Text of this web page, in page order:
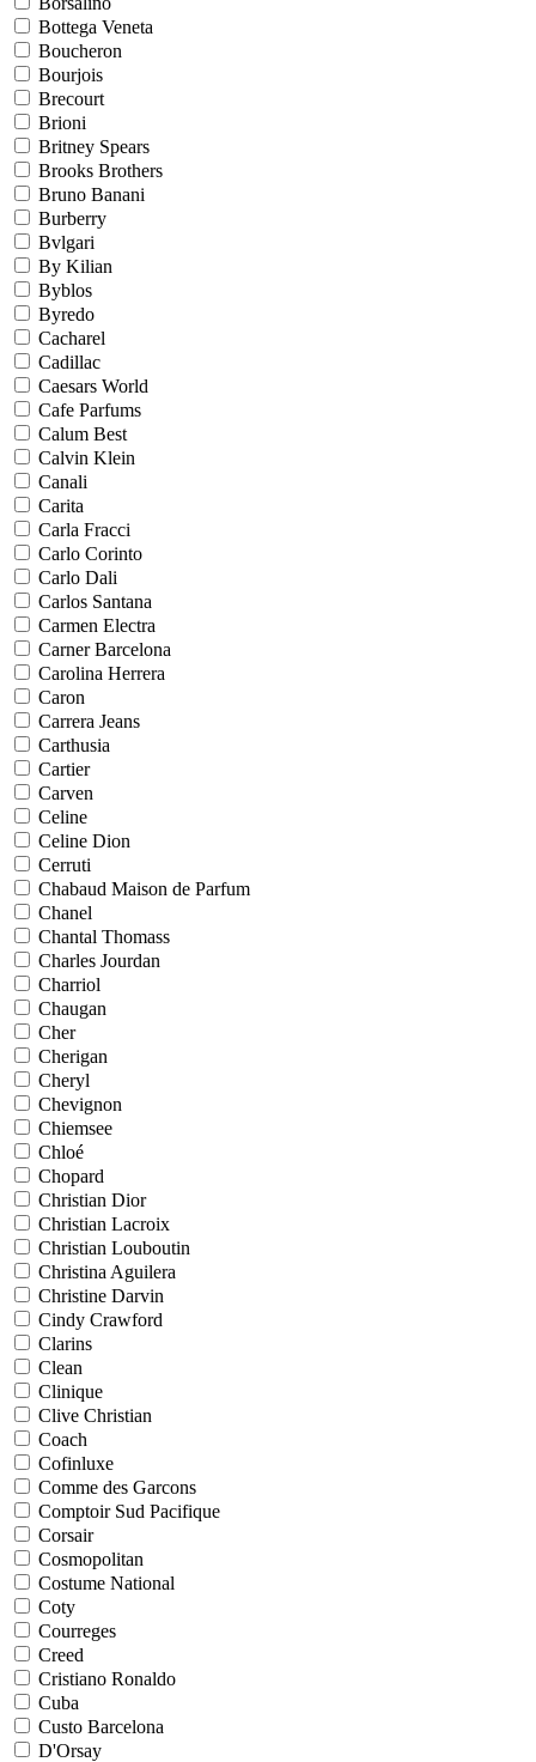
Bottega Veneta
Boucheron
Bourjois
Brecourt
Brioni
Britney Spears
Brooks Brothers
Bruno Banani
Burberry
Bvlgari
By Kilian
Byblos
Byredo
Cacharel
Cadillac
Caesars World
Cafe Parfums
Calum Best
Calvin Klein
Canali
Carita
Carla Fracci
Carlo Corinto
Carlo Dali
Carlos Santana
Carmen Electra
Carner Barcelona
Carolina Herrera
Caron
Carrera Jeans
Carthusia
Cartier
Carven
Celine
Celine Dion
Cerruti
Chabaud Maison de Parfum
Chanel
Chantal Thomass
Charles Jourdan
Charriol
Chaugan
Cher
Cherigan
Cheryl
Chevignon
Chiemsee
Chloé
Chopard
Christian Dior
Christian Lacroix
Christian Louboutin
Christina Aguilera
Christine Darvin
Cindy Crawford
Clarins
Clean
Clinique
Clive Christian
Coach
Cofinluxe
Comme des Garcons
Comptoir Sud Pacifique
Corsair
Cosmopolitan
Costume National
Coty
Courreges
Creed
Cristiano Ronaldo
Cuba
Custo Barcelona
D'Orsay